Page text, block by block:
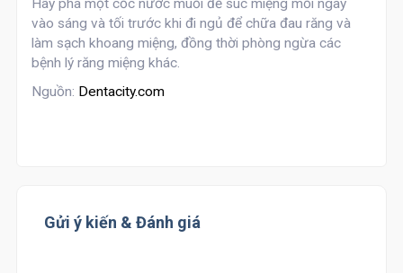
Hãy pha một cốc nước muối để súc miệng mỗi ngày
vào sáng và tối trước khi đi ngủ để chữa đau răng và
làm sạch khoang miệng, đồng thời phòng ngừa các
bệnh lý răng miệng khác.
Nguồn: Dentacity.com
Gửi ý kiến & Đánh giá